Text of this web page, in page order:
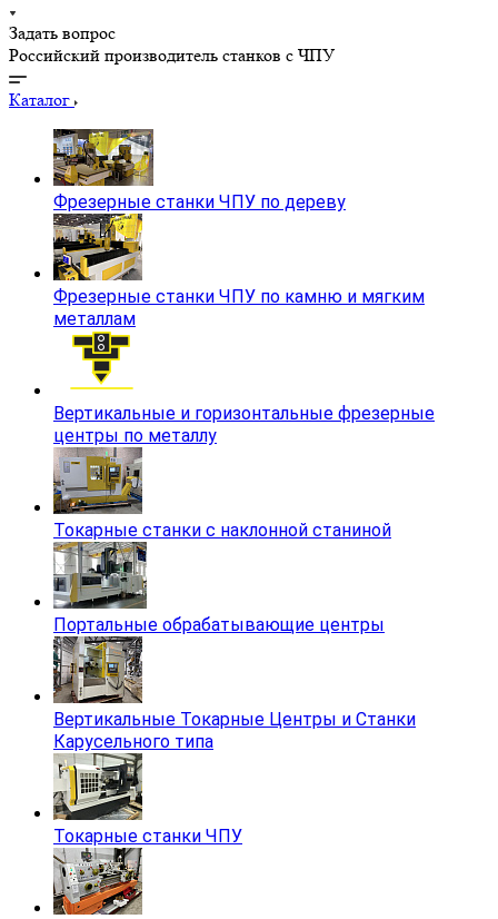
Задать вопрос
Российский производитель станков с ЧПУ
Каталог
Фрезерные станки ЧПУ по дереву
Фрезерные станки ЧПУ по камню и мягким
металлам
Вертикальные и горизонтальные фрезерные
центры по металлу
Токарные станки с наклонной станиной
Портальные обрабатывающие центры
Вертикальные Токарные Центры и Станки
Карусельного типа
Токарные станки ЧПУ